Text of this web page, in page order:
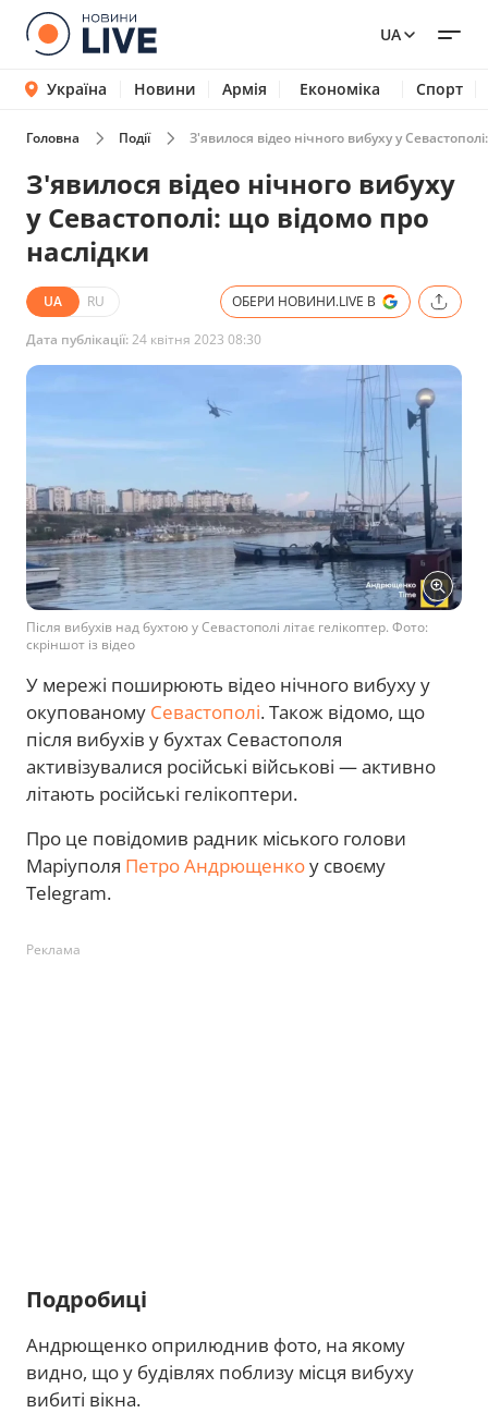
UA
Україна Новини Армія Економіка Спорт
Головна Події З'явилося відео нічного вибуху у
З'явилося відео нічного вибуху
у Севастополі: що відомо про
наслідки
UA RU ОБЕРИ НОВИНИ.LIVE В
Дата публікації:24 квітня 2023 08:30
Після вибухів над бухтою у Севастополі літає гелікоптер. Фото:
скріншот із відео
У мережі поширюють відео нічного вибуху у
окупованому Севастополі. Також відомо, що
після вибухів у бухтах Севастополя
активізувалися російські військові — активно
літають російські гелікоптери.
Про це повідомив радник міського голови
Маріуполя Петро Андрющенкоу своєму
Telegram.
Реклама
Подробиці
Андрющенко оприлюднив фото, на якому
видно, що у будівлях поблизу місця вибуху
вибиті вікна.